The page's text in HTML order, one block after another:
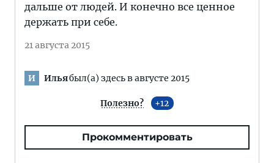
дальше от людей. И конечно все ценное
держать при себе.
21 августа 2015
И Ильябыл(а) здесь в августе 2015
Полезно? 12
Прокомментировать